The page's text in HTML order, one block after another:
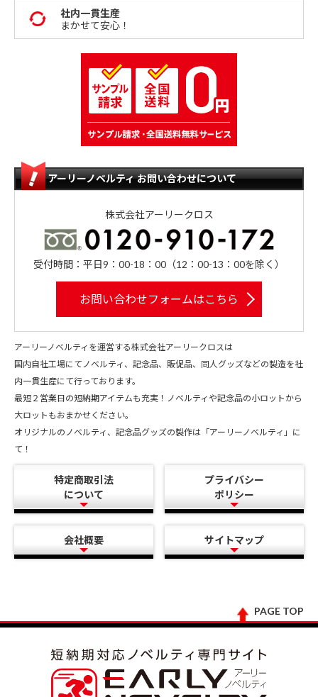
社内一貫生産
まかせて安心！
アーリーノベルティ お問い合わせについて
株式会社アーリークロス
受付時間：平日9：00-18：00（12：00-13：00を除く）
お問い合わせフォームはこちら
アーリーノベルティを運営する株式会社アーリークロスは
国内自社工場にてノベルティ、記念品、販促品、同人グッズなどの製造を社
内一貫生産にて行っております。
最短２営業日の短納期アイテムも充実！ノベルティや記念品の小ロットから
大ロットもおまかせください。
オリジナルのノベルティ、記念品グッズの製作は「アーリーノベルティ」に
て！
特定商取引法
について
プライバシー
ポリシー
会社概要 サイトマップ
PAGE TOP